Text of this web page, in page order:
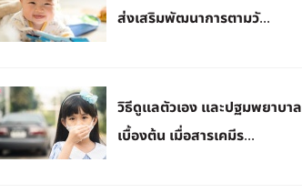
ส่งเสริมพัฒนาการตามวั...
วิธีดูแลตัวเอง และปฐมพยาบาล
เบื้องต้น เมื่อสารเคมีร...